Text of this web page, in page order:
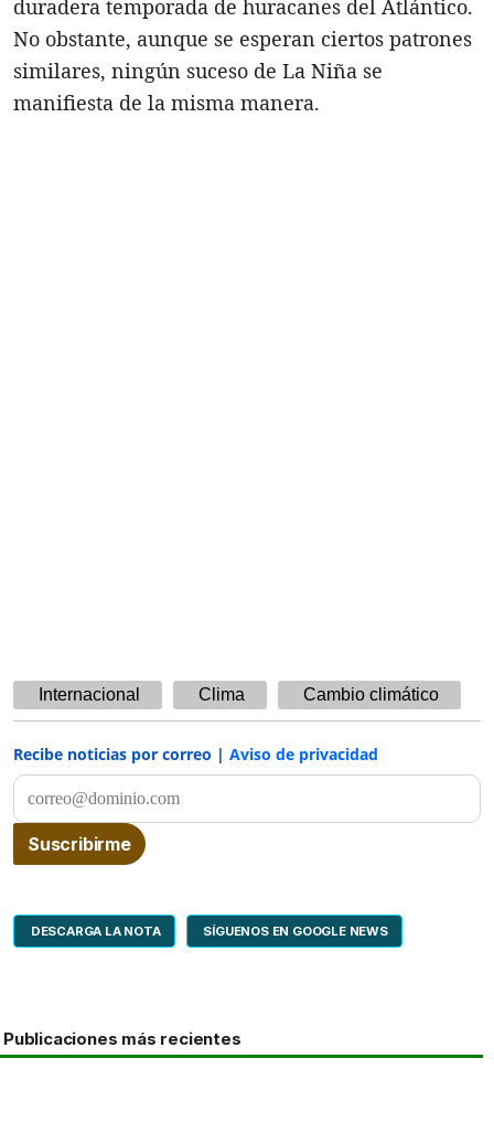
duradera temporada de huracanes del Atlántico.
No obstante, aunque se esperan ciertos patrones
similares, ningún suceso de La Niña se
manifiesta de la misma manera.
Internacional Clima Cambio climático
Recibe noticias por correo | Aviso de privacidad
DESCARGA LA NOTA SÍGUENOS EN GOOGLE NEWS
Publicaciones más recientes